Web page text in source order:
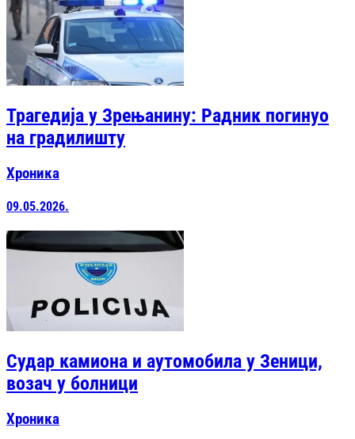
Трагедија у Зрењанину: Радник погинуо
на градилишту
Хроника
09.05.2026.
Судар камиона и аутомобила у Зеници,
возач у болници
Хроника